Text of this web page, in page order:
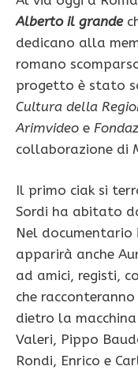
Alberto il grande
dedicano alla
romano
progetto è stato
Cultura della
Arimvideo e
collaborazione di
Il primo ciak si
Sordi ha abitato
Nel documentario
apparirà anche
ad amici, registi,
che
dietro la
Valeri, Pippo
Rondi, Enrico e